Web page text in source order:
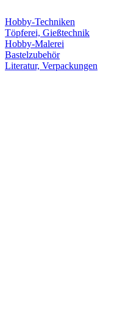
Hobby-Techniken
Töpferei, Gießtechnik
Hobby-Malerei
Bastelzubehör
Literatur, Verpackungen